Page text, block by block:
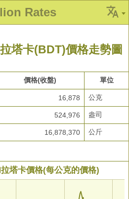
Rates
塔卡(BDT)價格走勢圖
價格(收盤) 單位
16,878 公克
524,976 盎司
16,878,370 公斤
塔卡價格(每公克的價格)